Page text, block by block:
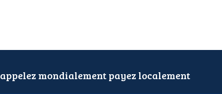
appelez mondialement payez localement